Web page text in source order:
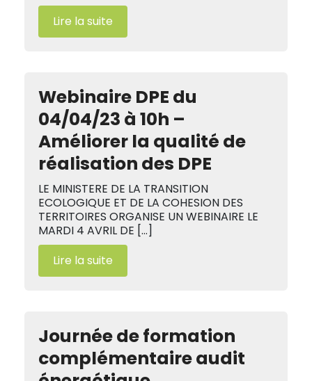
Lire la suite
Webinaire DPE du
04/04/23 à 10h –
Améliorer la qualité de
réalisation des DPE
LE MINISTERE DE LA TRANSITION
ECOLOGIQUE ET DE LA COHESION DES
TERRITOIRES ORGANISE UN WEBINAIRE LE
MARDI 4 AVRIL DE […]
Lire la suite
Journée de formation
complémentaire audit